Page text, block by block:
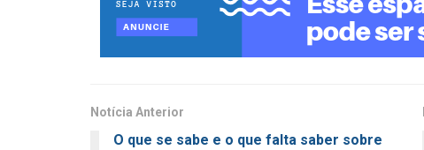
Notícia Anterior
O que se sabe e o que falta saber sobre